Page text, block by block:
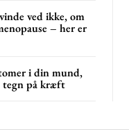
ved ikke, om
– her er
i din mund,
tegn på kræft